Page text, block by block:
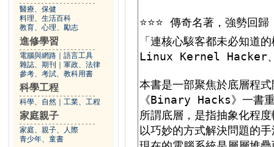
醫療、保健
料理、生活百科
教育、心理、勵志
進修學習
電腦與網路
語言工具
雜誌、期刊
軍政、法律
參考、考試、教科用書
科學工程
科學、自然 工業、工程
家庭親子
家庭、親子、人際
青少年、童書